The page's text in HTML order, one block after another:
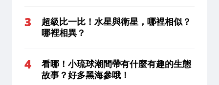
超級比一比！水星與衛星，哪裡相似？
哪裡相異？
看哪！小琉球潮間帶有什麼有趣的生態
故事？好多黑海參哦！